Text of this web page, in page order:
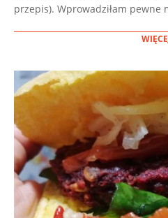
przepis). Wprowadziłam pewne